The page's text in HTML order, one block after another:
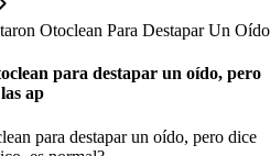
Otoclean Para Destapar Un
para destapar un oído, pero
ap
para destapar un oído, pero dice